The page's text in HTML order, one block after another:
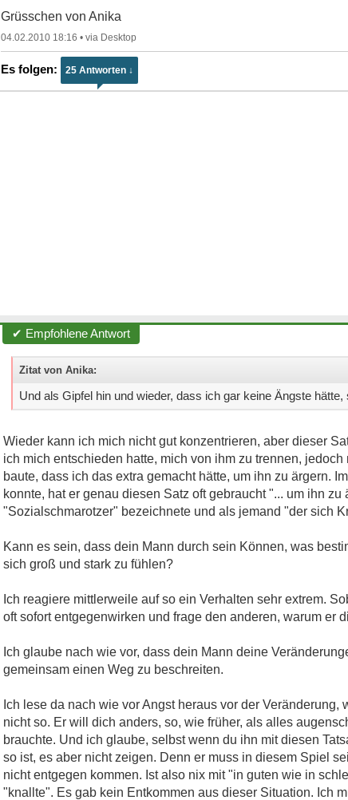
Grüsschen von Anika
04.02.2010 18:16 •
25 Antworten ↓
✔ Empfohlene Antwort
Zitat von Anika:
Und als Gipfel hin und wieder, dass ich gar keine Ängste
Wieder kann ich mich nicht gut konzentrieren, aber dieser
ich mich entschieden hatte, mich von ihm zu trennen,
baute, dass ich das extra gemacht hätte, um ihn zu ärgern.
konnte, hat er genau diesen Satz oft gebraucht "... um ihn
"Sozialschmarotzer" bezeichnete und als jemand "der sich
Kann es sein, dass dein Mann durch sein Können, was
sich groß und stark zu fühlen?
Ich reagiere mittlerweile auf so ein Verhalten sehr extrem.
oft sofort entgegenwirken und frage den anderen, warum er
Ich glaube nach wie vor, dass dein Mann deine
gemeinsam einen Weg zu beschreiten.
Ich lese da nach wie vor Angst heraus vor der
nicht so. Er will dich anders, so, wie früher, als alles
brauchte. Und ich glaube, selbst wenn du ihn mit diesen
so ist, es aber nicht zeigen. Denn er muss in diesem Spiel
nicht entgegen kommen. Ist also nix mit "in guten wie in
"knallte". Es gab kein Entkommen aus dieser Situation. Ich